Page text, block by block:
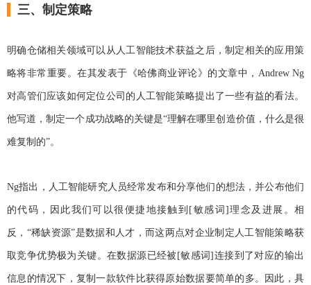
三、制定策略
明确仓储相关领域可以从人工智能技术获益之后，制定相关的应用策
略将非常重要。在其发表于《哈佛商业评论》的文章中，Andrew Ng
对高管们应该如何定位公司的人工智能策略提出了一些有益的看法。
他写道，制定一个成功战略的关键是“理解在哪里创造价值，什么是很
难复制的”。
Ng指出，人工智能研究人员经常发布和分享他们的想法，并公布他们
的代码，因此我们可以很便捷地接触到[敏感词]理念及进展。相
反，“稀缺资源”是数据和人才，而这两点对企业制定人工智能策略获
取竞争优势极为关键。在数据源已经被[敏感词]连接到了对应的输出
信息的情况下，复制一款软件比获得原始数据要简单的多。因此，具